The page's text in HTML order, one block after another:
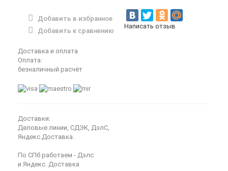
Добавить в избранное
Добавить к сравнению
Написать отзыв
Доставка и оплата
Оплата:
безналичный расчёт
Доставки:
Деловые линии, СДЭК, ДэлС,
Яндекс.Доставка.
По СПб работаем - Дэлс
и Яндекс. Доставка